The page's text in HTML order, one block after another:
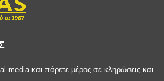
media και πάρετε μέρος σε κληρώσεις και